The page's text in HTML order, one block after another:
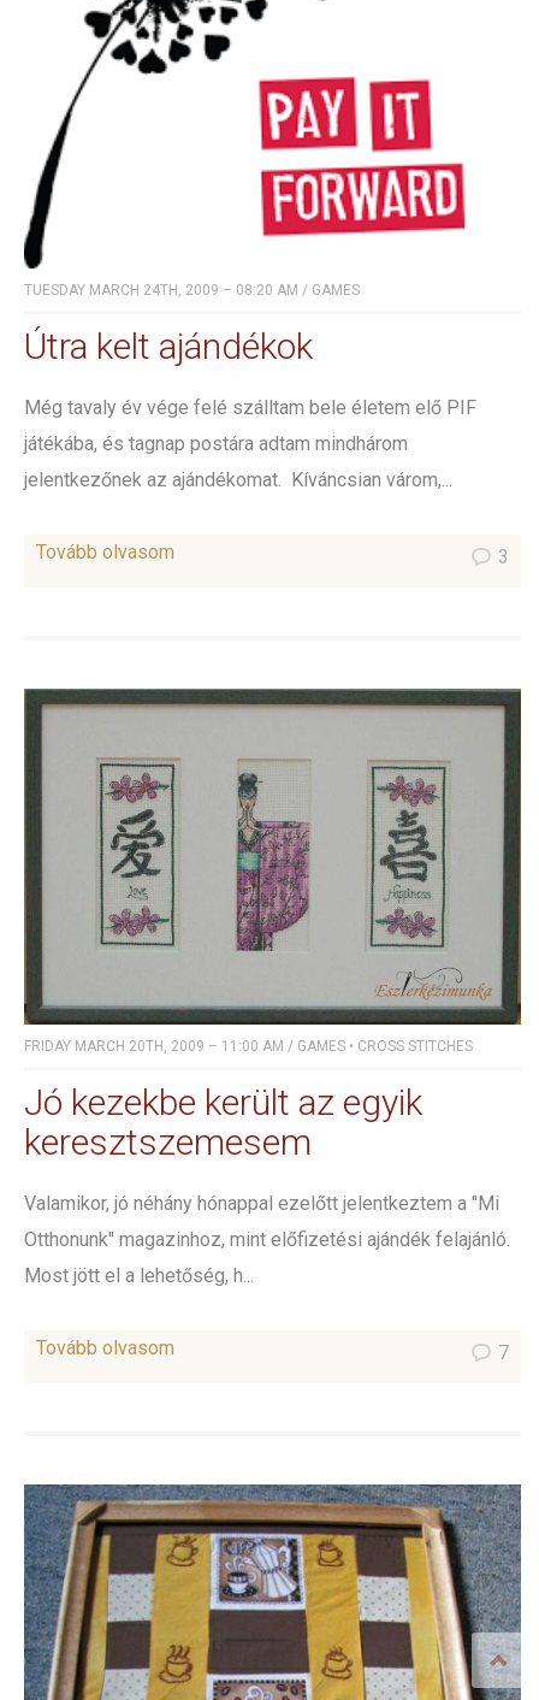
TUESDAY MARCH 24TH, 2009 – 08:20 AM / GAMES
Útra kelt ajándékok
Még tavaly év vége felé szálltam bele életem elő PIF
játékába, és tagnap postára adtam mindhárom
jelentkezőnek az ajándékomat. Kíváncsian várom,...
Tovább olvasom 3
FRIDAY MARCH 20TH, 2009 – 11:00 AM / GAMES • CROSS STITCHES
Jó kezekbe került az egyik
keresztszemesem
Valamikor, jó néhány hónappal ezelőtt jelentkeztem a "Mi
Otthonunk" magazinhoz, mint előfizetési ajándék felajánló.
Most jött el a lehetőség, h...
Tovább olvasom 7